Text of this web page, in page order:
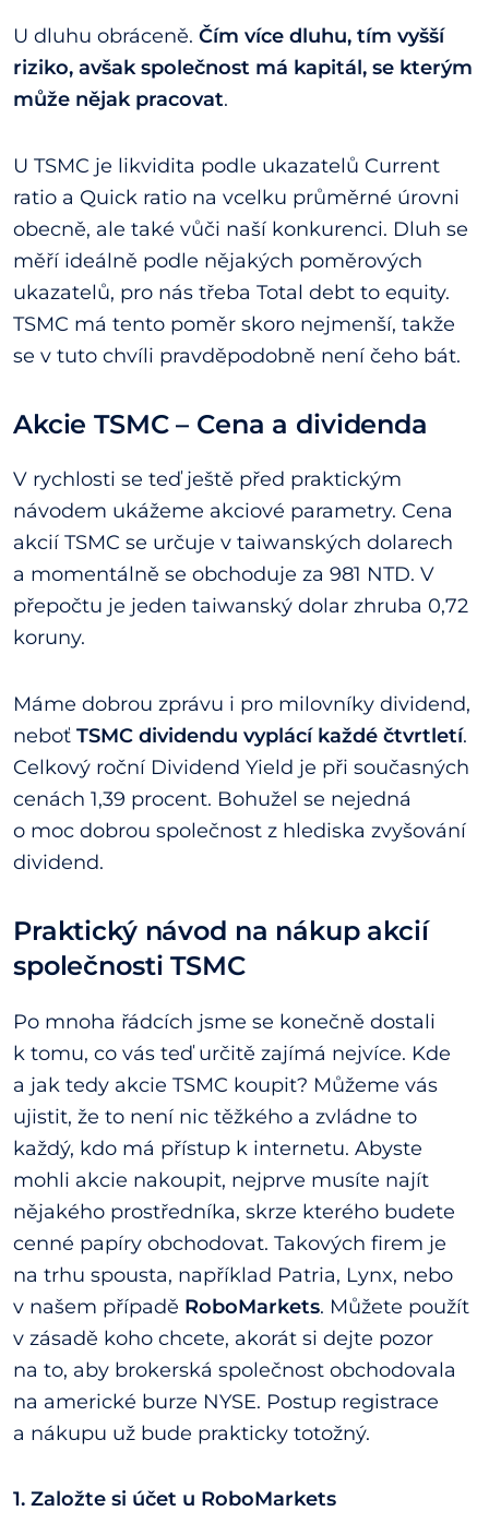
U dluhu obráceně. Čím více dluhu, tím vyšší
riziko, avšak společnost má kapitál, se kterým
může nějak pracovat.
U TSMC je likvidita podle ukazatelů Current
ratio a Quick ratio na vcelku průměrné úrovni
obecně, ale také vůči naší konkurenci. Dluh se
měří ideálně podle nějakých poměrových
ukazatelů, pro nás třeba Total debt to equity.
TSMC má tento poměr skoro nejmenší, takže
se v tuto chvíli pravděpodobně není čeho bát.
Akcie TSMC – Cena a dividenda
V rychlosti se teď ještě před praktickým
návodem ukážeme akciové parametry. Cena
akcií TSMC se určuje v taiwanských dolarech
a momentálně se obchoduje za 981 NTD. V
přepočtu je jeden taiwanský dolar zhruba 0,72
koruny.
Máme dobrou zprávu i pro milovníky dividend,
neboť TSMC dividendu vyplácí každé čtvrtletí.
Celkový roční Dividend Yield je při současných
cenách 1,39 procent. Bohužel se nejedná
o moc dobrou společnost z hlediska zvyšování
dividend.
Praktický návod na nákup akcií
společnosti TSMC
Po mnoha řádcích jsme se konečně dostali
k tomu, co vás teď určitě zajímá nejvíce. Kde
a jak tedy akcie TSMC koupit? Můžeme vás
ujistit, že to není nic těžkého a zvládne to
každý, kdo má přístup k internetu. Abyste
mohli akcie nakoupit, nejprve musíte najít
nějakého prostředníka, skrze kterého budete
cenné papíry obchodovat. Takových firem je
na trhu spousta, například Patria, Lynx, nebo
v našem případě RoboMarkets. Můžete použít
v zásadě koho chcete, akorát si dejte pozor
na to, aby brokerská společnost obchodovala
na americké burze NYSE. Postup registrace
a nákupu už bude prakticky totožný.
1. Založte si účet u RoboMarkets